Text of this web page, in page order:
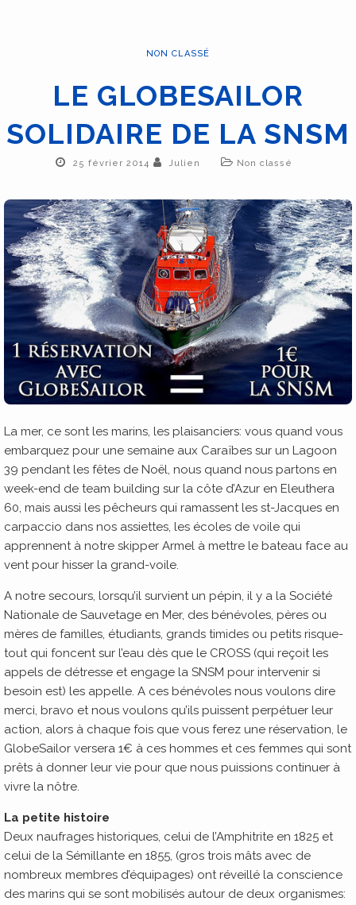
NON CLASSÉ
LE GLOBESAILOR
SOLIDAIRE DE LA SNSM
25 février 2014 Julien Non classé
La mer, ce sont les marins, les plaisanciers: vous quand vous
embarquez pour une semaine aux Caraïbes sur un Lagoon
39 pendant les fêtes de Noël, nous quand nous partons en
week-end de team building sur la côte d’Azur en Eleuthera
60, mais aussi les pêcheurs qui ramassent les st-Jacques en
carpaccio dans nos assiettes, les écoles de voile qui
apprennent à notre skipper Armel à mettre le bateau face au
vent pour hisser la grand-voile.
A notre secours, lorsqu’il survient un pépin, il y a la Société
Nationale de Sauvetage en Mer, des bénévoles, pères ou
mères de familles, étudiants, grands timides ou petits risque-
tout qui foncent sur l’eau dès que le CROSS (qui reçoit les
appels de détresse et engage la SNSM pour intervenir si
besoin est) les appelle. A ces bénévoles nous voulons dire
merci, bravo et nous voulons qu’ils puissent perpétuer leur
action, alors à chaque fois que vous ferez une réservation, le
GlobeSailor versera 1€ à ces hommes et ces femmes qui sont
prêts à donner leur vie pour que nous puissions continuer à
vivre la nôtre.
La petite histoire
Deux naufrages historiques, celui de l’Amphitrite en 1825 et
celui de la Sémillante en 1855, (gros trois mâts avec de
nombreux membres d’équipages) ont réveillé la conscience
des marins qui se sont mobilisés autour de deux organismes: